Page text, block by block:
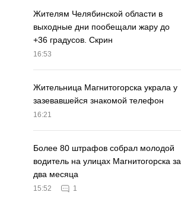
Жителям Челябинской области в
выходные дни пообещали жару до
+36 градусов. Скрин
16:53
Жительница Магнитогорска украла у
зазевавшейся знакомой телефон
16:21
Более 80 штрафов собрал молодой
водитель на улицах Магнитогорска за
два месяца
15:52 1